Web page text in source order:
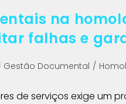
na
falhas e
Gestão Documental /
de serviços exige um